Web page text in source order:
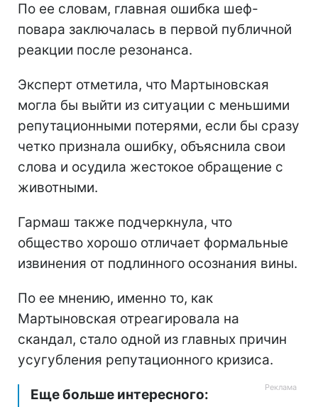
По ее словам, главная ошибка шеф-
повара заключалась в первой публичной
реакции после резонанса.
Эксперт отметила, что Мартыновская
могла бы выйти из ситуации с меньшими
репутационными потерями, если бы сразу
четко признала ошибку, объяснила свои
слова и осудила жестокое обращение с
животными.
Гармаш также подчеркнула, что
общество хорошо отличает формальные
извинения от подлинного осознания вины.
По ее мнению, именно то, как
Мартыновская отреагировала на
скандал, стало одной из главных причин
усугубления репутационного кризиса.
Еще больше интересного: